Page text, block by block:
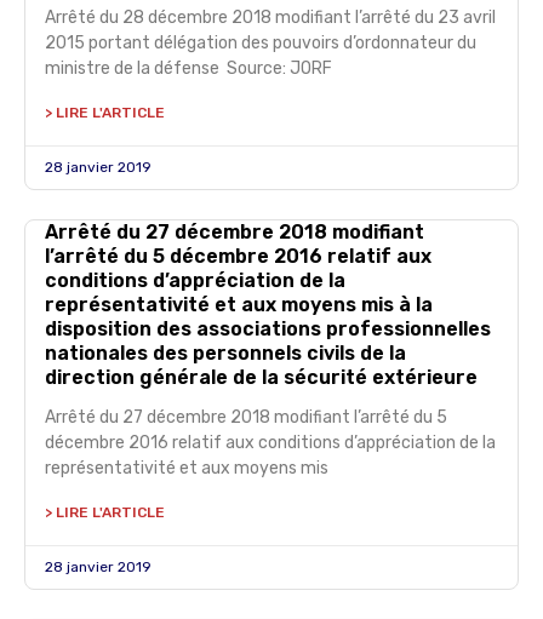
Arrêté du 28 décembre 2018 modifiant l’arrêté du 23 avril
2015 portant délégation des pouvoirs d’ordonnateur du
ministre de la défense Source: JORF
> LIRE L'ARTICLE
28 janvier 2019
Arrêté du 27 décembre 2018 modifiant
l’arrêté du 5 décembre 2016 relatif aux
conditions d’appréciation de la
représentativité et aux moyens mis à la
disposition des associations professionnelles
nationales des personnels civils de la
direction générale de la sécurité extérieure
Arrêté du 27 décembre 2018 modifiant l’arrêté du 5
décembre 2016 relatif aux conditions d’appréciation de la
représentativité et aux moyens mis
> LIRE L'ARTICLE
28 janvier 2019